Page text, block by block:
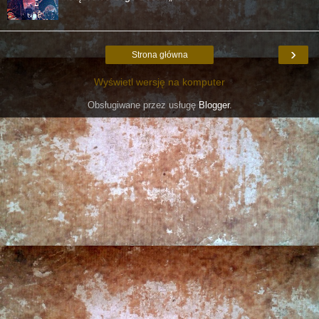
›
Strona główna
Wyświetl wersję na komputer
Obsługiwane przez usługęBlogger.